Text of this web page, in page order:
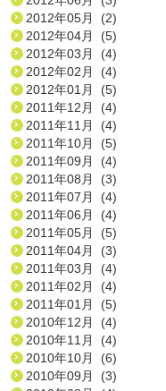
2012年05月 (2)
2012年04月 (5)
2012年03月 (4)
2012年02月 (4)
2012年01月 (5)
2011年12月 (4)
2011年11月 (4)
2011年10月 (5)
2011年09月 (4)
2011年08月 (3)
2011年07月 (4)
2011年06月 (4)
2011年05月 (5)
2011年04月 (3)
2011年03月 (4)
2011年02月 (4)
2011年01月 (5)
2010年12月 (4)
2010年11月 (4)
2010年10月 (6)
2010年09月 (3)